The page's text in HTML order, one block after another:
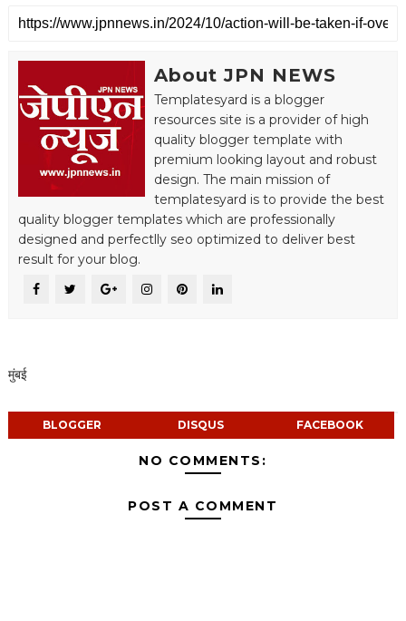
About JPN NEWS
Templatesyard is a blogger
resources site is a provider of high
quality blogger template with
premium looking layout and robust
design. The main mission of
templatesyard is to provide the best
quality blogger templates which are professionally
designed and perfectlly seo optimized to deliver best
result for your blog.
मुंबई
BLOGGER DISQUS FACEBOOK
NO COMMENTS:
POST A COMMENT